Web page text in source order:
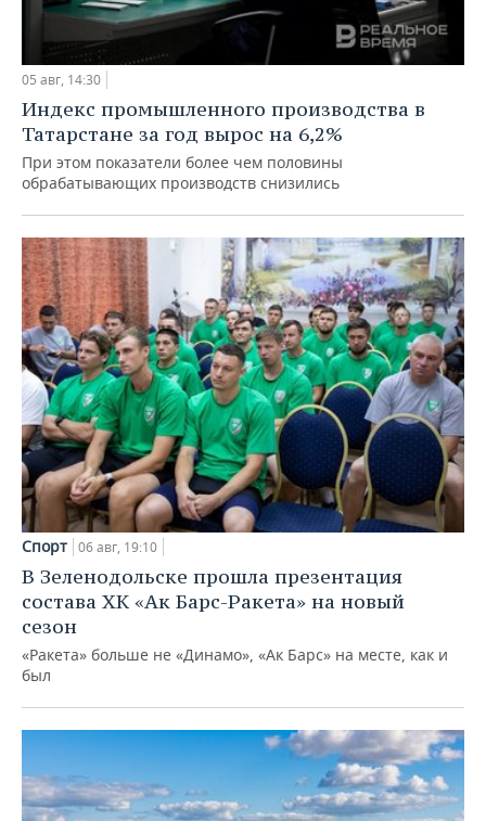
05 авг, 14:30
Индекс промышленного производства в
Татарстане за год вырос на 6,2%
При этом показатели более чем половины
обрабатывающих производств снизились
Спорт 06 авг, 19:10
В Зеленодольске прошла презентация
состава ХК «Ак Барс-Ракета» на новый
сезон
«Ракета» больше не «Динамо», «Ак Барс» на месте, как и
был